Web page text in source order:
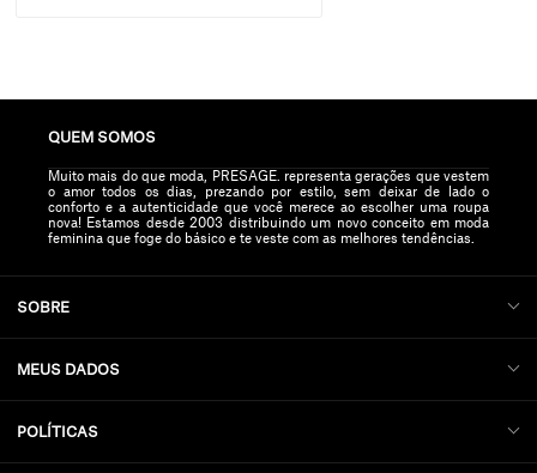
SOBRE
MEUS DADOS
POLÍTICAS
QUEM SOMOS
Muito mais do que moda, PRESAGE. representa gerações que vestem
o amor todos os dias, prezando por estilo, sem deixar de lado o
conforto e a autenticidade que você merece ao escolher uma roupa
nova! Estamos desde 2003 distribuindo um novo conceito em moda
feminina que foge do básico e te veste com as melhores tendências.